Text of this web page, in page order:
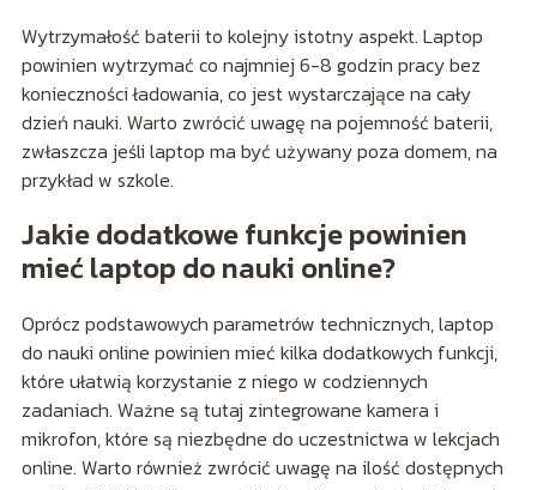
Wytrzymałość baterii to kolejny istotny aspekt. Laptop
powinien wytrzymać co najmniej 6-8 godzin pracy bez
konieczności ładowania, co jest wystarczające na cały
dzień nauki. Warto zwrócić uwagę na pojemność baterii,
zwłaszcza jeśli laptop ma być używany poza domem, na
przykład w szkole.
Jakie dodatkowe funkcje powinien
mieć laptop do nauki online?
Oprócz podstawowych parametrów technicznych, laptop
do nauki online powinien mieć kilka dodatkowych funkcji,
które ułatwią korzystanie z niego w codziennych
zadaniach. Ważne są tutaj zintegrowane kamera i
mikrofon, które są niezbędne do uczestnictwa w lekcjach
online. Warto również zwrócić uwagę na ilość dostępnych